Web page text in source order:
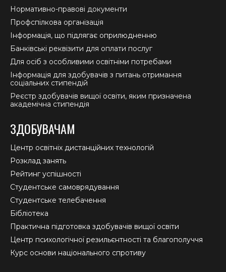
Нормативно-правові документи
Профспілкова організація
Інформація, що підлягає оприлюдненню
Банківські реквізити для оплати послуг
Для осіб з особливими освітніми потребами
Інформація для здобувачів з питань отримання
соціальних стипендій
Реєстр здобувачів вищої освіти, яким призначена
академічна стипендія
ЗДОБУВАЧАМ
Центр освітніх дистанційних технологій
Розклад занять
Рейтинг успішності
Студентське самоврядування
Студентське телебачення
Бібліотека
Практична підготовка здобувачів вищої освіти
Центр психологічної резильєнтності та благополуччя
Курс основи національного спротиву